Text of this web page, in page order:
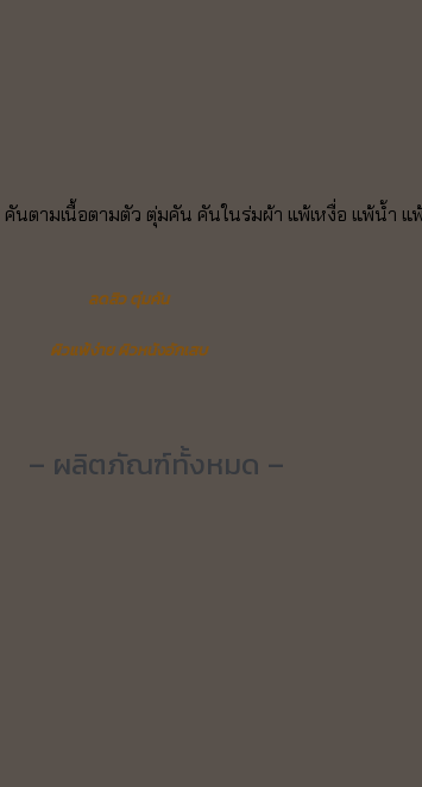
คันตามเนื้อตามตัว ตุ่มคัน คันในร่มผ้า แพ้เหงื่อ แพ้น้ำ แ
ลดสิว ตุ่มคัน
ผิวแพ้ง่าย ผิวหนังอักเสบ
– ผลิตภัณฑ์ทั้งหมด –